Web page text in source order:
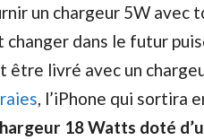
un chargeur 5W avec
dans le futur
être livré avec un
, l’iPhone qui sortira
18 Watts doté